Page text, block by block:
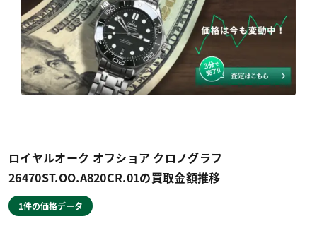
ロイヤルオーク オフショア クロノグラフ
26470ST.OO.A820CR.01の買取金額推移
1件の価格データ